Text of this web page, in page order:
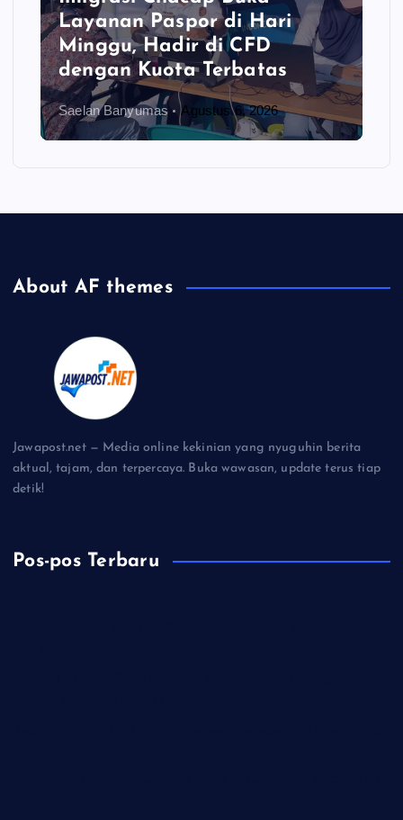
Layanan Paspor di Hari
Minggu, Hadir di CFD
dengan Kuota Terbatas
Saelan Banyumas Agustus 6, 2026
About AF themes
Jawapost.net — Media online kekinian yang nyuguhin berita
aktual, tajam, dan terpercaya. Buka wawasan, update terus tiap
detik!
Pos-pos Terbaru